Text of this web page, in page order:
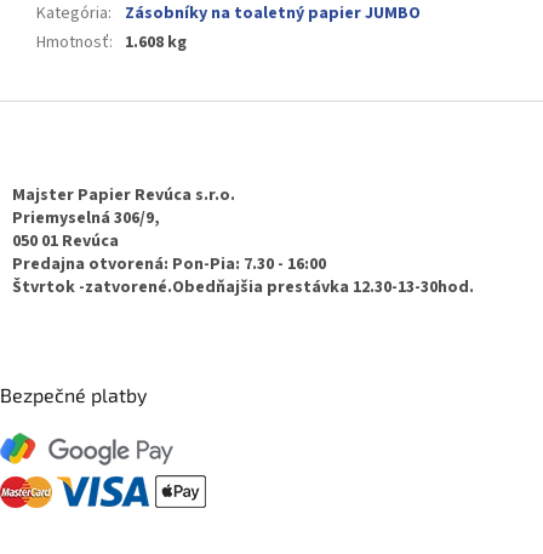
Kategória:
Zásobníky na toaletný papier JUMBO
Hmotnosť: 1.608 kg
Majster Papier Revúca s.r.o.
Priemyselná 306/9,
050 01 Revúca
Predajna otvorená: Pon-Pia: 7.30 - 16:00
Štvrtok -zatvorené.Obedňajšia prestávka 12.30-13-30hod.
Bezpečné platby